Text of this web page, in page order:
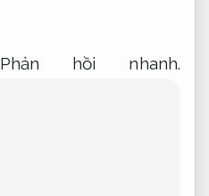
Phản hồi nhanh.